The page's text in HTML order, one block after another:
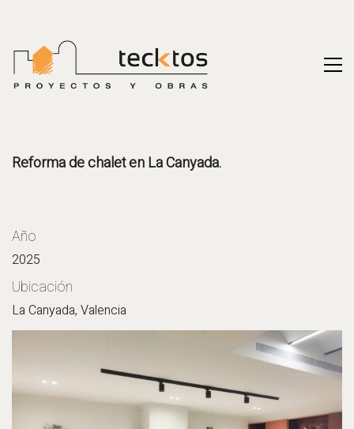
Reforma de chalet en La Canyada.
Año
2025
Ubicación
La Canyada, Valencia